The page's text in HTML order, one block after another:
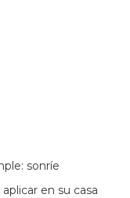
sonríe
en su casa